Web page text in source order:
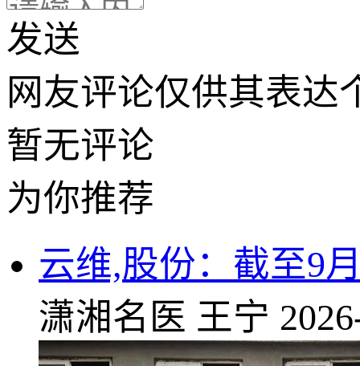
发送
网友评论仅供其表达
暂无评论
为你推荐
云维,股份：截至9
潇湘名医 王宁